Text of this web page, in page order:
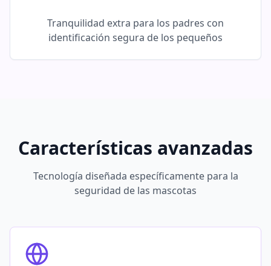
Tranquilidad extra para los padres con
identificación segura de los pequeños
Características avanzadas
Tecnología diseñada específicamente para la
seguridad de las mascotas